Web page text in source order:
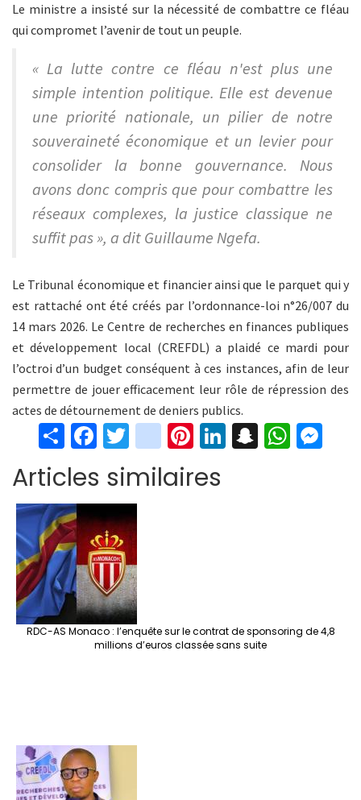
Le ministre a insisté sur la nécessité de combattre ce fléau
qui compromet l’avenir de tout un peuple.
« La lutte contre ce fléau n'est plus une
simple intention politique. Elle est devenue
une priorité nationale, un pilier de notre
souveraineté économique et un levier pour
consolider la bonne gouvernance. Nous
avons donc compris que pour combattre les
réseaux complexes, la justice classique ne
suffit pas », a dit Guillaume Ngefa.
Le Tribunal économique et financier ainsi que le parquet qui y
est rattaché ont été créés par l’ordonnance-loi n°26/007 du
14 mars 2026. Le Centre de recherches en finances publiques
et développement local (CREFDL) a plaidé ce mardi pour
l’octroi d’un budget conséquent à ces instances, afin de leur
permettre de jouer efficacement leur rôle de répression des
actes de détournement de deniers publics.
S
h
ar
e
Fa
ce
b
o
o
k
T
wi
tt
er
in
st
ag
Pi
er
Li S W
Articles similaires
RDC-AS Monaco : l’enquête sur le contrat de sponsoring de 4,8
millions d’euros classée sans suite